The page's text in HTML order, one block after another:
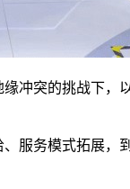
冲突的挑战下
服务模式拓展，